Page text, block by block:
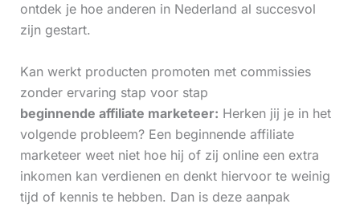
ontdek je hoe anderen in Nederland al succesvol
zijn gestart.
Kan werkt producten promoten met commissies
zonder ervaring stap voor stap
beginnende affiliate marketeer: Herken jij je in het
volgende probleem? Een beginnende affiliate
marketeer weet niet hoe hij of zij online een extra
inkomen kan verdienen en denkt hiervoor te weinig
tijd of kennis te hebben. Dan is deze aanpak